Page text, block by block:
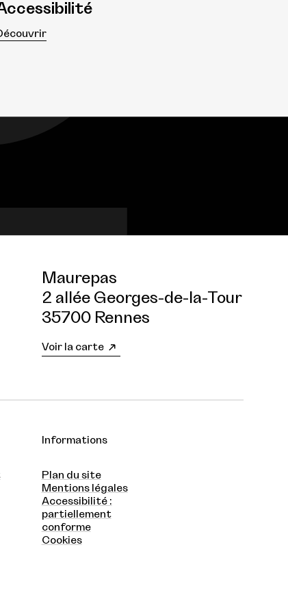
Maurepas
2 allée Georges-de-la-Tour
35700 Rennes
Voir la carte
Informations
Plan du site
Mentions légales
Accessibilité :
partiellement
conforme
Cookies